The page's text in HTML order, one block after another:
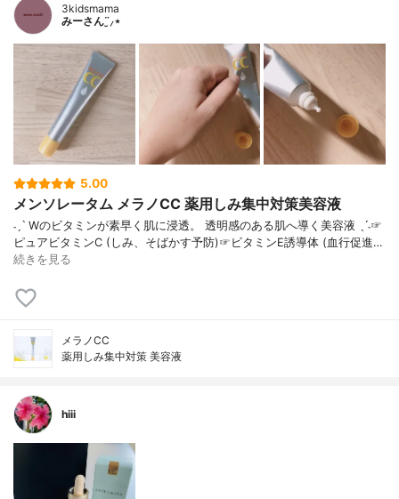
3kidsmama
みーさん¨̮⸝⋆
5.00
メンソレータム メラノCC 薬用しみ集中対策美容液
˗ˏˋ Wのビタミンが素早く肌に浸透。 透明感のある肌へ導く美容液 ˎˊ˗☞
ピュアビタミンC (しみ、そばかす予防)☞ビタミンE誘導体 (血行促進…
続きを見る
メラノCC
薬用しみ集中対策 美容液
hiii